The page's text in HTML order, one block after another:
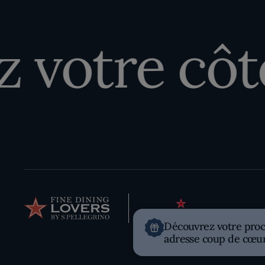
Découvrez votre
adresse coup de